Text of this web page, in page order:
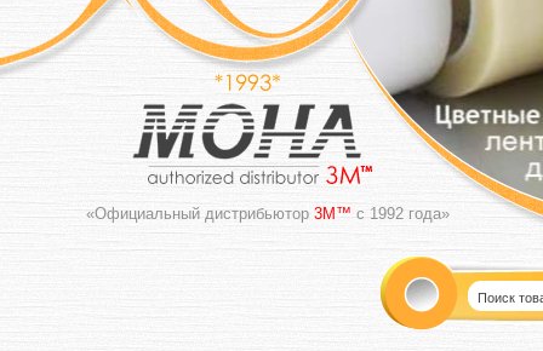
«Официальный дистрибьютор 3M™ с 1992 года»